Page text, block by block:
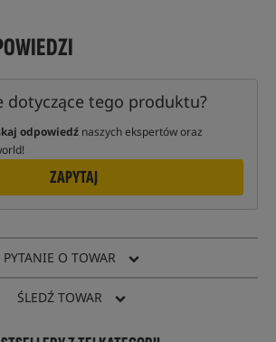
dotyczące tego produktu?
odpowiedź naszych ekspertów oraz
ZAPYTAJ
PYTANIE O TOWAR
ŚLEDŹ TOWAR